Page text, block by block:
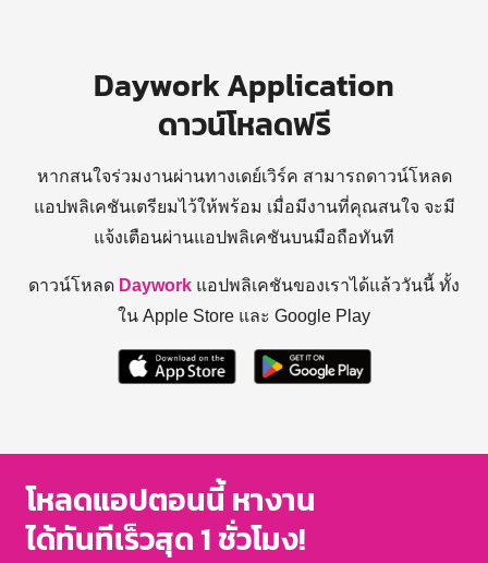
Daywork Application
ดาวน์โหลดฟรี
หากสนใจร่วมงานผ่านทางเดย์เวิร์ค สามารถดาวน์โหลด
แอปพลิเคชันเตรียมไว้ให้พร้อม เมื่อมีงานที่คุณสนใจ จะมี
แจ้งเตือนผ่านแอปพลิเคชันบนมือถือทันที
ดาวน์โหลด Daywork แอปพลิเคชันของเราได้แล้ววันนี้ ทั้ง
ใน Apple Store และ Google Play
โหลดแอปตอนนี้ หางาน
ได้ทันทีเร็วสุด 1 ชั่วโมง!